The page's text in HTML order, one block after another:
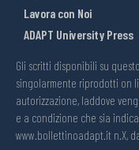
Lavora con Noi
ADAPT University Press
Gli scritti disponibili su
singolarmente riprodotti on
autorizzazione, laddove
e a condizione che sia
www.bollettinoadapt.it n.X,